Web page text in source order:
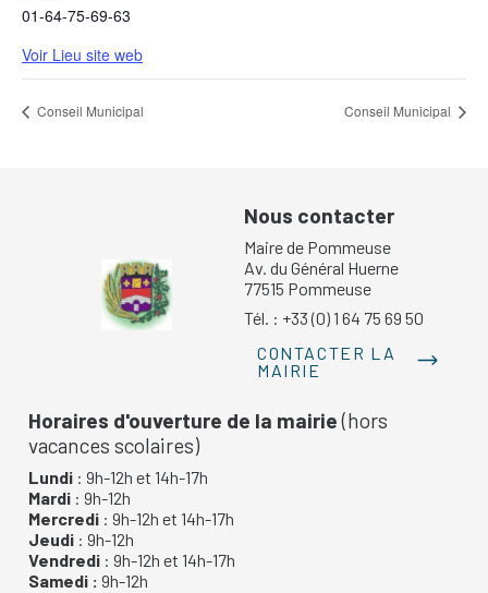
01-64-75-69-63
Voir Lieu site web
Conseil Municipal Conseil Municipal
Nous contacter
Maire de Pommeuse
Av. du Général Huerne
77515 Pommeuse
Tél. : +33 (0) 1 64 75 69 50
CONTACTER LA
MAIRIE
Horaires d'ouverture de la mairie(hors
vacances scolaires)
Lundi : 9h-12h et 14h-17h
Mardi : 9h-12h
Mercredi : 9h-12h et 14h-17h
Jeudi : 9h-12h
Vendredi : 9h-12h et 14h-17h
Samedi : 9h-12h